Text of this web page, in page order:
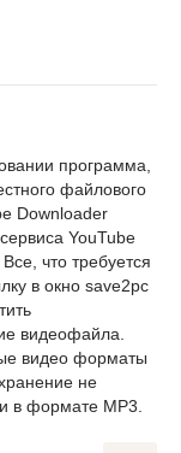
программа,
файлового
Downloader
YouTube
что требуется
в окно save2pc
видеофайла.
видео форматы
не
в формате MP3.